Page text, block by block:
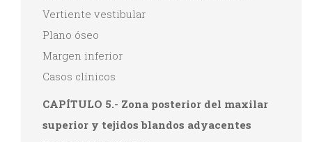
Vertiente vestibular
Plano óseo
Margen inferior
Casos clínicos
CAPÍTULO 5.- Zona posterior del maxilar
superior y tejidos blandos adyacentes